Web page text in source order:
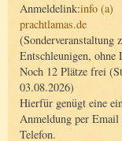
Anmeldelink:info (a)
prachtlamas.de
(Sonderveranstaltung
Entschleunigen, ohne
Noch 12 Plätze frei
03.08.2026)
Hierfür genügt eine
Anmeldung per Email
Telefon.